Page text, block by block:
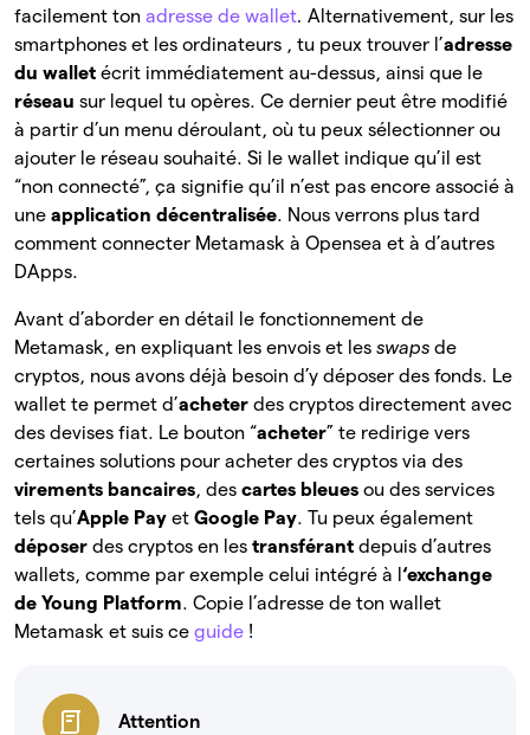
facilement ton adresse de wallet. Alternativement, sur les
smartphones et les ordinateurs , tu peux trouver l’adresse
du wallet écrit immédiatement au-dessus, ainsi que le
réseau sur lequel tu opères. Ce dernier peut être modifié
à partir d’un menu déroulant, où tu peux sélectionner ou
ajouter le réseau souhaité. Si le wallet indique qu’il est
“non connecté”, ça signifie qu’il n’est pas encore associé à
une application décentralisée. Nous verrons plus tard
comment connecter Metamask à Opensea et à d’autres
DApps.
Avant d’aborder en détail le fonctionnement de
Metamask, en expliquant les envois et les swaps de
cryptos, nous avons déjà besoin d’y déposer des fonds. Le
wallet te permet d’acheter des cryptos directement avec
des devises fiat. Le bouton “acheter” te redirige vers
certaines solutions pour acheter des cryptos via des
virements bancaires, des cartes bleues ou des services
tels qu’Apple Pay et Google Pay. Tu peux également
déposer des cryptos en les transférant depuis d’autres
wallets, comme par exemple celui intégré à l ‘exchange
de Young Platform. Copie l’adresse de ton wallet
Metamask et suis ce guide !
Attention